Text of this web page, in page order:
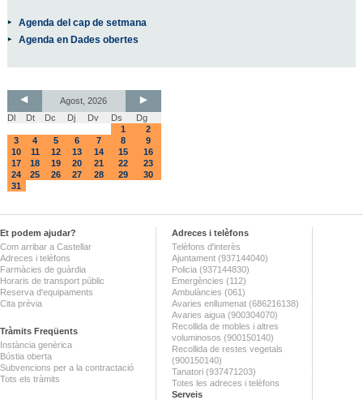
Agenda del cap de setmana
Agenda en Dades obertes
Agost, 2026
Dl
Dt Dc Dj Dv Ds
Dg
1
2
3
4 5 6 7 8
9
10
11 12 13 14 15
16
17
18 19 20 21 22
23
24
25 26 27 28 29
30
31
Et podem ajudar?
Com arribar a Castellar
Adreces i telèfons
Farmàcies de guàrdia
Horaris de transport públic
Reserva d'equipaments
Cita prèvia
Tràmits Freqüents
Instància genèrica
Bústia oberta
Subvencions per a la contractació
Tots els tràmits
Adreces i telèfons
Telèfons d'interès
Ajuntament (937144040)
Policia (937144830)
Emergències (112)
Ambulàncies (061)
Avaries enllumenat (686216138)
Avaries aigua (900304070)
Recollida de mobles i altres
voluminosos (900150140)
Recollida de restes vegetals
(900150140)
Tanatori (937471203)
Totes les adreces i telèfons
Serveis